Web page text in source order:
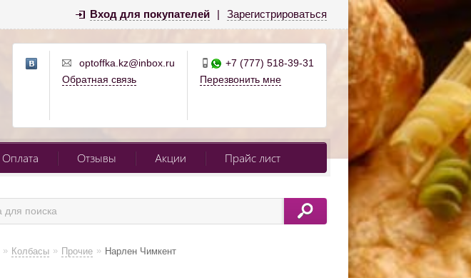
Вход для покупателей | Зарегистрироваться
optoffka.kz@inbox.ru
Обратная связь
+7 (777) 518-39-31
Перезвонить мне
Оплата Отзывы Акции Прайс лист
» Колбасы » Прочие » Нарлен Чимкент